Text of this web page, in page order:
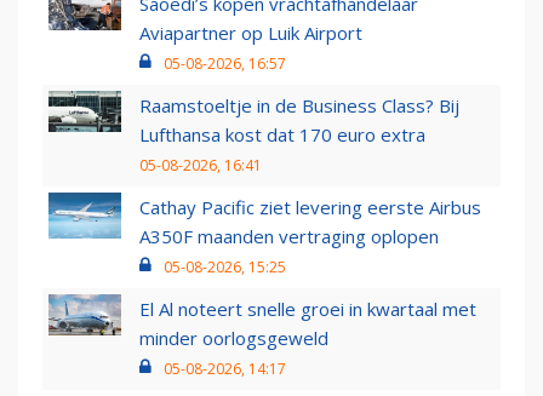
Aviapartner op Luik Airport
05-08-2026, 16:57
Raamstoeltje in de Business Class? Bij
Lufthansa kost dat 170 euro extra
05-08-2026, 16:41
Cathay Pacific ziet levering eerste Airbus
A350F maanden vertraging oplopen
05-08-2026, 15:25
El Al noteert snelle groei in kwartaal met
minder oorlogsgeweld
05-08-2026, 14:17